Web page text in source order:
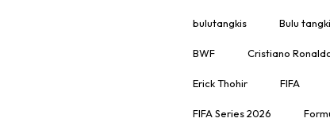
bulutangkis Bulu
BWF Cristiano
Erick Thohir FIFA
FIFA Series 2026